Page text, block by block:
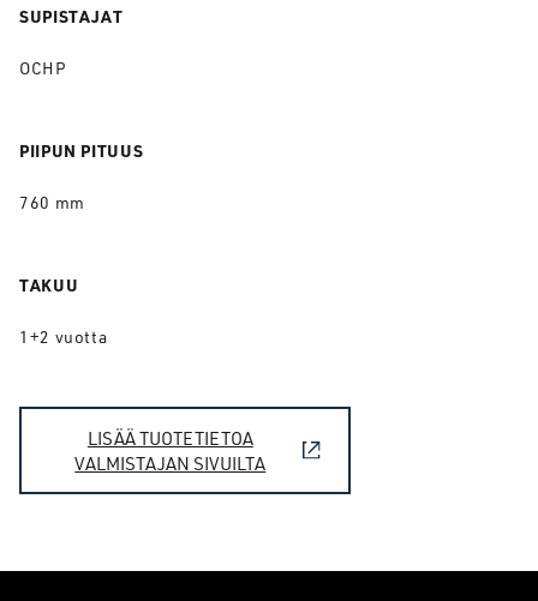
SUPISTAJAT
OCHP
PIIPUN PITUUS
760 mm
TAKUU
1+2 vuotta
LISÄÄ TUOTETIETOA
VALMISTAJAN SIVUILTA